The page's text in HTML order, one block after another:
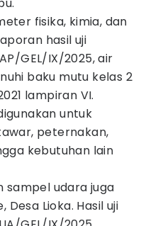
fisika, kimia, dan
hasil uji
GEL/IX/2025, air
baku mutu kelas 2
lampiran VI.
untuk
peternakan,
kebutuhan lain
sampel udara juga
Desa Lioka. Hasil uji